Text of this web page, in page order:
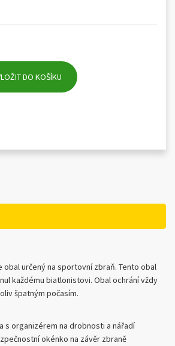
DO KOŠÍKU
obal určený na sportovní zbraň. Tento obal
každému biatlonistovi. Obal ochrání vždy
špatným počasím.
s organizérem na drobnosti a nářadí
okénko na závěr zbraně